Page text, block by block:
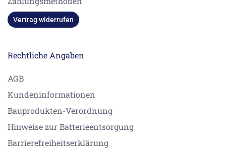
Vertrag widerrufen
Rechtliche Angaben
AGB
Kundeninformationen
Bauprodukten-Verordnung
Hinweise zur Batterieentsorgung
Barrierefreiheitserklärung